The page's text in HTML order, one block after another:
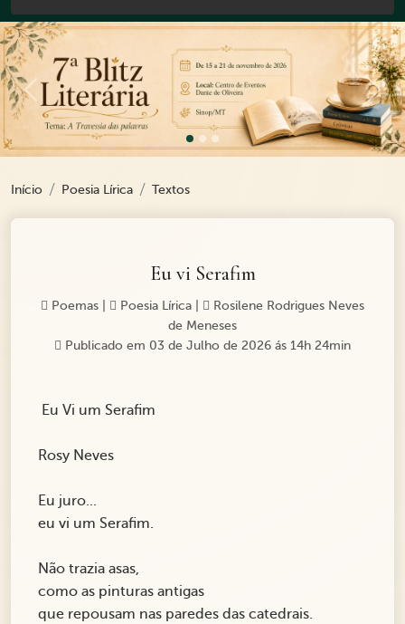
Previous
Início Poesia Lírica Textos
Eu vi Serafim
Poemas Poesia Lírica
Rosilene Rodrigues Neves
de Meneses
Publicado em 03 de Julho de 2026 ás 14h 24min
Eu Vi um Serafim
Rosy Neves
Eu juro...
eu vi um Serafim.
Não trazia asas,
como as pinturas antigas
que repousam nas paredes das catedrais.